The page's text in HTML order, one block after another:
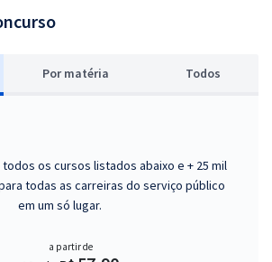
Por matéria Todos
os cursos listados abaixo e + 25 mil
todas as carreiras do serviço público
em um só lugar.
a partir de